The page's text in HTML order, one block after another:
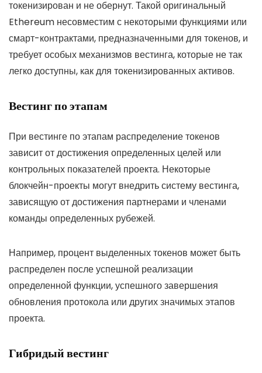
токенизирован и не обернут. Такой оригинальный
Ethereum несовместим с некоторыми функциями или
смарт-контрактами, предназначенными для токенов, и
требует особых механизмов вестинга, которые не так
легко доступны, как для токенизированных активов.
Вестинг по этапам
При вестинге по этапам распределение токенов
зависит от достижения определенных целей или
контрольных показателей проекта. Некоторые
блокчейн-проекты могут внедрить систему вестинга,
зависящую от достижения партнерами и членами
команды определенных рубежей.
Например, процент выделенных токенов может быть
распределен после успешной реализации
определенной функции, успешного завершения
обновления протокола или других значимых этапов
проекта.
Гибридый вестинг